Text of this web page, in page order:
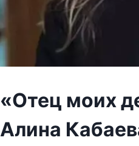
«Отец моих
Алина